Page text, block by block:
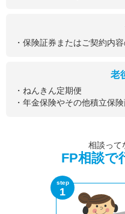
・保険証券またはご契約内
老
・ねんきん定期便
・年金保険やその他積立保
相談って
FP相談で
step
1